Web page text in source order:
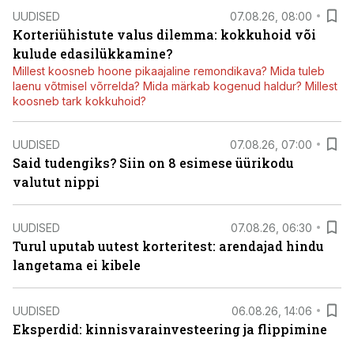
UUDISED 07.08.26, 08:00
Korteriühistute valus dilemma: kokkuhoid või
kulude edasilükkamine?
Millest koosneb hoone pikaajaline remondikava? Mida tuleb
laenu võtmisel võrrelda? Mida märkab kogenud haldur? Millest
koosneb tark kokkuhoid?
UUDISED 07.08.26, 07:00
Said tudengiks? Siin on 8 esimese üürikodu
valutut nippi
UUDISED 07.08.26, 06:30
Turul uputab uutest korteritest: arendajad hindu
langetama ei kibele
UUDISED 06.08.26, 14:06
Eksperdid: kinnisvarainvesteering ja flippimine